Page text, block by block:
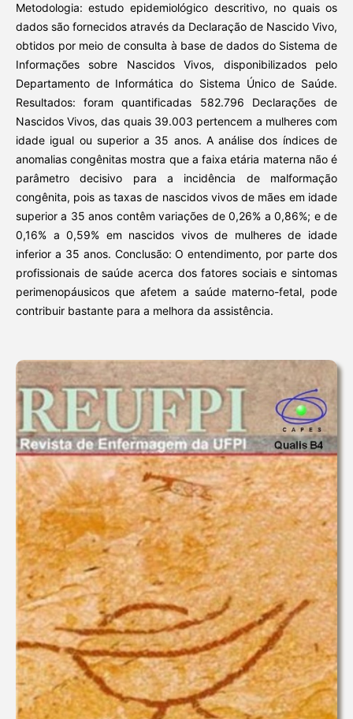
Metodologia: estudo epidemiológico descritivo, no quais os
dados são fornecidos através da Declaração de Nascido Vivo,
obtidos por meio de consulta à base de dados do Sistema de
Informações sobre Nascidos Vivos, disponibilizados pelo
Departamento de Informática do Sistema Único de Saúde.
Resultados: foram quantificadas 582.796 Declarações de
Nascidos Vivos, das quais 39.003 pertencem a mulheres com
idade igual ou superior a 35 anos. A análise dos índices de
anomalias congênitas mostra que a faixa etária materna não é
parâmetro decisivo para a incidência de malformação
congênita, pois as taxas de nascidos vivos de mães em idade
superior a 35 anos contêm variações de 0,26% a 0,86%; e de
0,16% a 0,59% em nascidos vivos de mulheres de idade
inferior a 35 anos. Conclusão: O entendimento, por parte dos
profissionais de saúde acerca dos fatores sociais e sintomas
perimenopáusicos que afetem a saúde materno-fetal, pode
contribuir bastante para a melhora da assistência.